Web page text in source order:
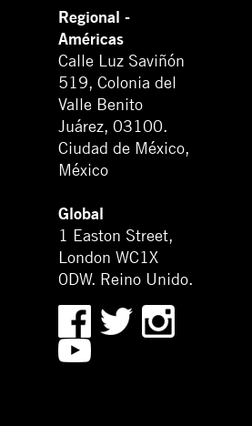
Regional -
Américas
Calle Luz Saviñón
519, Colonia del
Valle Benito
Juárez, 03100.
Ciudad de México,
México
Global
1 Easton Street,
London WC1X
0DW. Reino Unido.